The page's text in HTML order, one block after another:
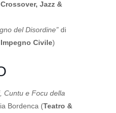
Jazz &
del Disordine” di
Civile)
Cuntu e Focu della
Bordenca (Teatro &